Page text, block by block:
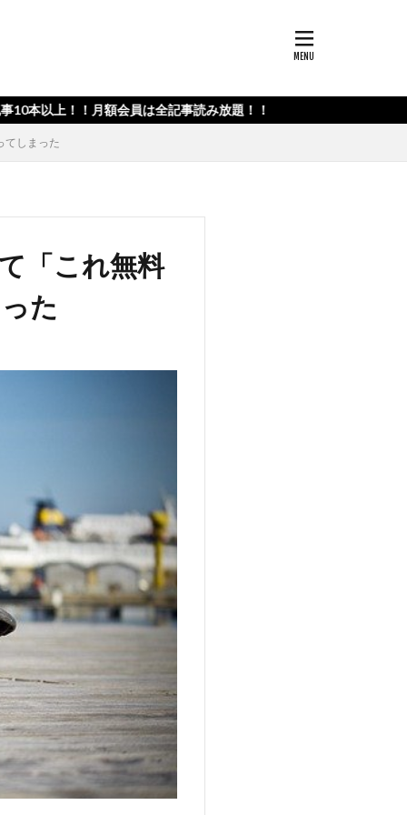
額会員は全記事読み放題！！
てしまった
「これ無料
た